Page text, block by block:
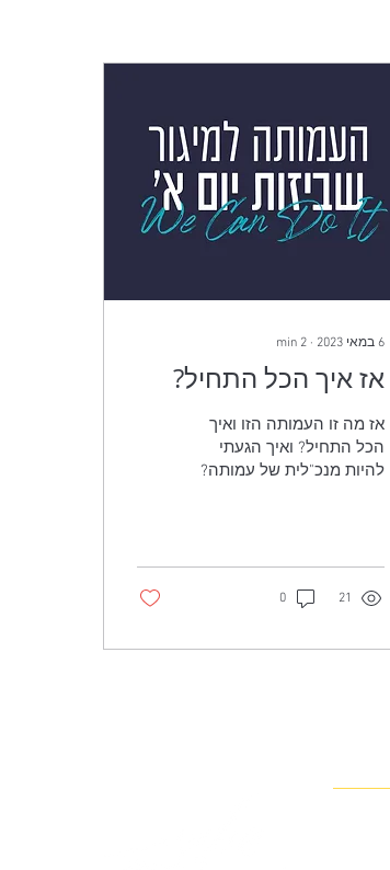
6 במאי 2023 ∙
2
min
אז איך הכל התחיל?
אז מה זו העמותה הזו ואיך
הכל התחיל? ואיך הגעתי
להיות מנכ"לית של עמותה?
21
0